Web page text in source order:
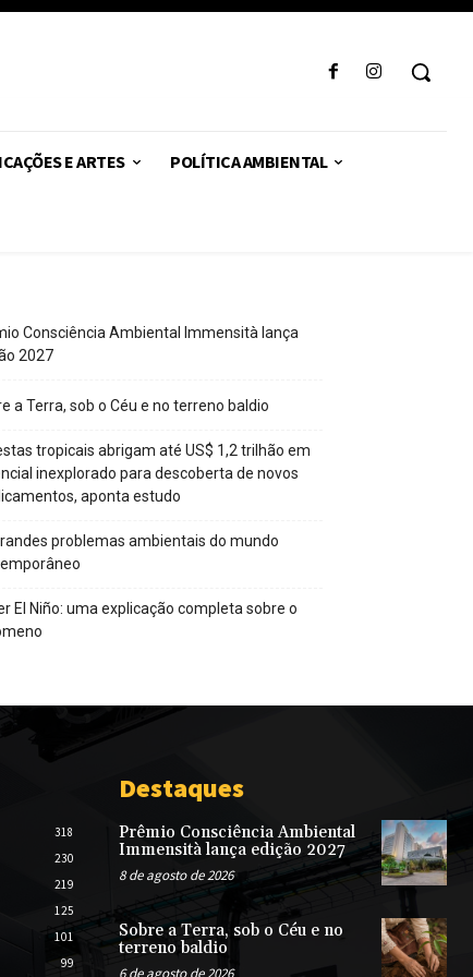
E ARTES POLÍTICA AMBIENTAL
Consciência Ambiental Immensità lança
2027
a Terra, sob o Céu e no terreno baldio
tropicais abrigam até US$ 1,2 trilhão em
inexplorado para descoberta de novos
aponta estudo
problemas ambientais do mundo
El Niño: uma explicação completa sobre o
318
230
219
125
101
99
Destaques
Prêmio Consciência Ambiental
Immensità lança edição 2027
8 de agosto de 2026
Sobre a Terra, sob o Céu e no
terreno baldio